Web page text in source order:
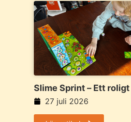
Slime Sprint – Ett
hela familjen
27 juli 2026